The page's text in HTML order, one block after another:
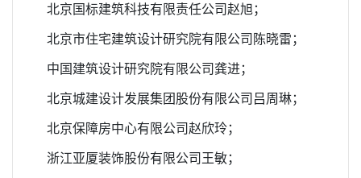
北京国标建筑科技有限责任公司赵旭；
北京市住宅建筑设计研究院有限公司陈晓雷；
中国建筑设计研究院有限公司龚进；
北京城建设计发展集团股份有限公司吕周琳；
北京保障房中心有限公司赵欣玲；
浙江亚厦装饰股份有限公司王敏；